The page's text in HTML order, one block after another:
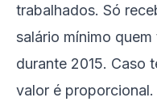
trabalhados. Só
salário mínimo
durante 2015. Caso
valor é